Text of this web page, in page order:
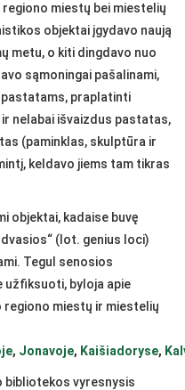
miestų bei miestelių
objektai įgydavo naują
metu, o kiti dingdavo nuo
sąmoningai pašalinami,
praplatinti
nelabai išvaizdus pastatas,
(paminklas, skulptūra ir
keldavo jiems tam tikras
objektai, kadaise buvę
(lot. genius loci)
Tegul senosios
užfiksuoti, byloja apie
regiono miestų ir miestelių
, Jonavoje, Kaišiadoryse,
bibliotekos vyresnysis